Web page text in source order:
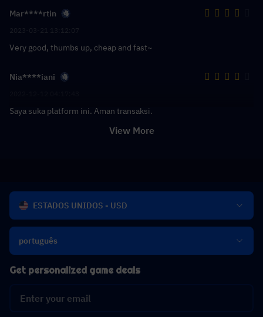
Mar****rtin
Very good, thumbs up, cheap and fast~
Nia****iani
Saya suka platform ini. Aman transaksi.
View More
ESTADOS UNIDOS - USD
português
Get personalized game deals